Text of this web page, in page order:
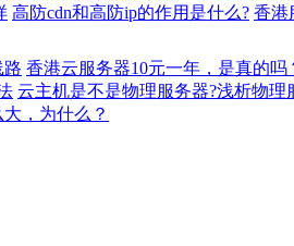
高防cdn和高防ip的作用是什么? 香港
路 香港云服务器10元一年，是真的吗
云主机是不是物理服务器?浅析物理
，为什么？